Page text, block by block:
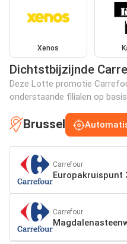
Xenos
Dichtstbijzijnde
Deze Lotte promotie
onderstaande filialen op
Brussel
Carrefour
Europakruispunt
Carrefour